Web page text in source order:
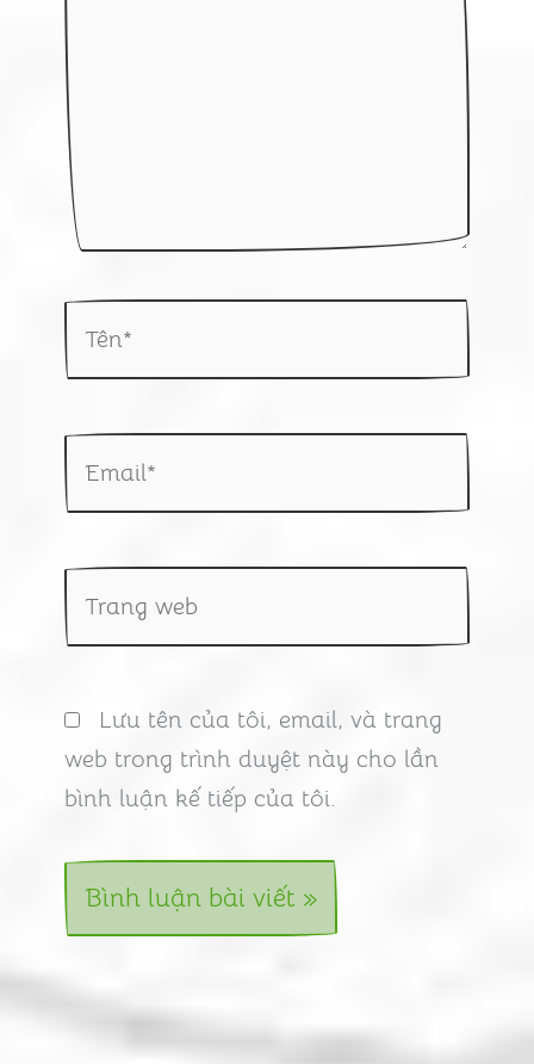
Trang
web
Lưu tên của tôi, email, và trang
web trong trình duyệt này cho lần
bình luận kế tiếp của tôi.